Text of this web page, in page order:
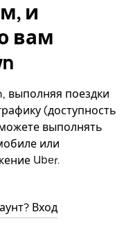
и
вам
выполняя поездки
(доступность
выполнять
или
Uber.
Вход